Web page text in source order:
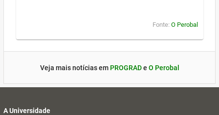
Fonte: O Perobal
Veja mais notícias em PROGRADe O Perobal
A Universidade